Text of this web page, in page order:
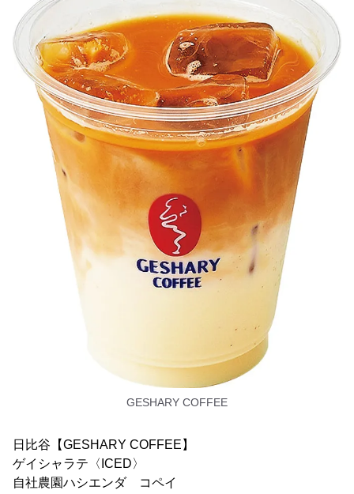
GESHARY COFFEE
日比谷【GESHARY COFFEE】
ゲイシャラテ〈ICED〉
自社農園ハシエンダ コペイ